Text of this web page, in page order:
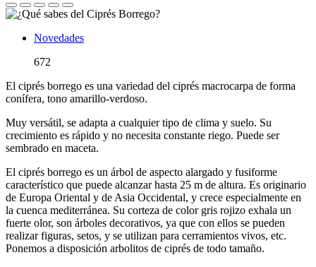
Novedades
672
El ciprés borrego es una variedad del ciprés macrocarpa de forma
conífera, tono amarillo-verdoso.
Muy versátil, se adapta a cualquier tipo de clima y suelo. Su
crecimiento es rápido y no necesita constante riego. Puede ser
sembrado en maceta.
El ciprés borrego es un árbol de aspecto alargado y fusiforme
característico que puede alcanzar hasta 25 m de altura. Es originario
de Europa Oriental y de Asia Occidental, y crece especialmente en
la cuenca mediterránea. Su corteza de color gris rojizo exhala un
fuerte olor, son árboles decorativos, ya que con ellos se pueden
realizar figuras, setos, y se utilizan para cerramientos vivos, etc.
Ponemos a disposición arbolitos de ciprés de todo tamaño.